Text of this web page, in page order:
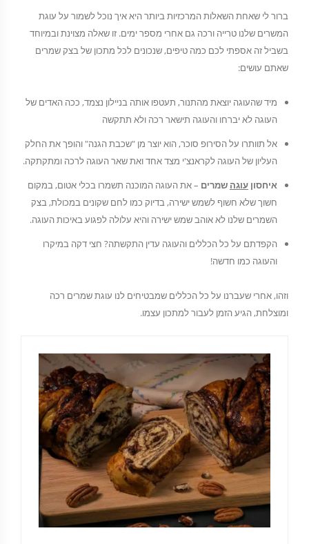
ברור לי שאחת השאלות המרכזיות ביותר היא איך נוכל לשמור על עוגת
המשרים שלנו טרייה ורכה גם אחרי מספר ימים. זו שאלה מצוינת ובמיוחד
בשביל זה אספתי לכם כמה טיפים, שנכונים לכל מתכון של בצק שמרים
שאתם עושים:
מיד שהעוגה יוצאת מהתנור, תעטפו אותה בניילון נצמד, ככה האדים של
העוגה לא יברחו והעוגה תישאר רכה ולא תתקשה
אל תוותרו על הסירופ סוכר, הוא יוצר מן "שכבת הגנה" והופך את החלק
העליון של העוגה לקראנצ'י מצד אחד ואת שאר העוגה לרכה ומתקתקה.
איחסון עוגה שמרים – את העוגה המוכנה תשמרו בכלי אטום, במקום
חשוך שלא חשוף לשמש ישירה, בדיוק כמו לחם שקונים במכולת, בצק
השמרים שלנו לא אוהב שמש ישירה והיא עלולה לפגוע באיכות העוגה.
הקפדתם על כל הכללים והעוגה עדין התקשתה? חצי דקה במיקרו
והעוגה כמו חדשה!
וזהו, אחרי שעברנו על כל הכללים שמבטיחים לנו עוגת שמרים רכה
ומוצלחת, הגיע הזמן לעבור למתכון עצמו.